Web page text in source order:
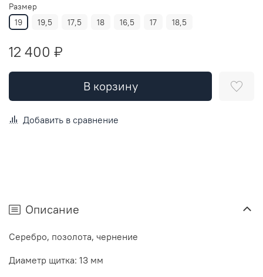
Размер
19
19,5 17,5 18 16,5 17 18,5
12 400 ₽
В корзину
Добавить в сравнение
Описание
Серебро, позолота, чернение
Диаметр щитка: 13 мм